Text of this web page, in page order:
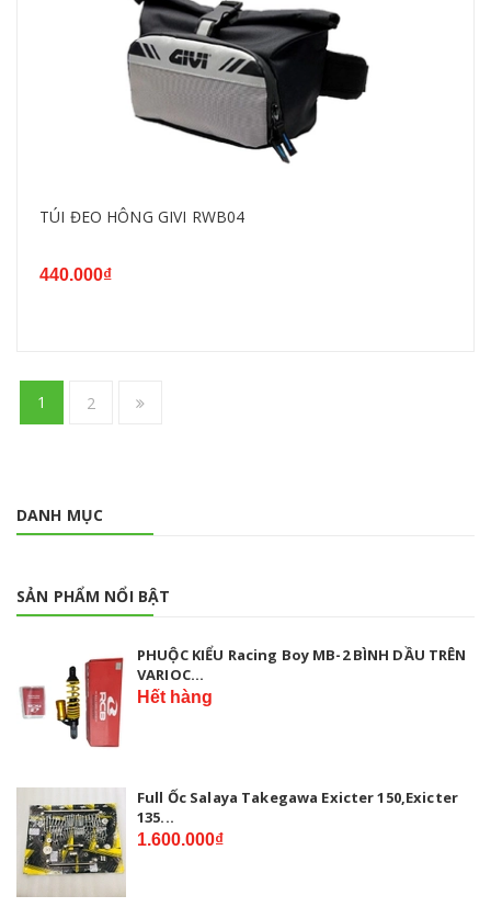
TÚI ĐEO HÔNG GIVI RWB04
440.000₫
1 2
DANH MỤC
SẢN PHẨM NỔI BẬT
PHUỘC KIỂU Racing Boy MB-2 BÌNH DẦU TRÊN
VARIOC...
Hết hàng
Full Ốc Salaya Takegawa Exicter 150,Exicter
135...
1.600.000₫